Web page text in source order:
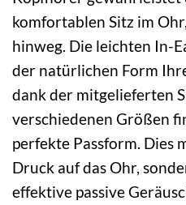
komfortablen Sitz im
hinweg. Die leichten In-
der natürlichen Form
dank der mitgelieferten
verschiedenen Größen
perfekte Passform. Dies
Druck auf das Ohr,
effektive passive